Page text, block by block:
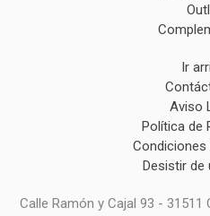
Ir
Aviso
Política de
Condiciones
Desistir de
Calle Ramón y Cajal 93 - 31511